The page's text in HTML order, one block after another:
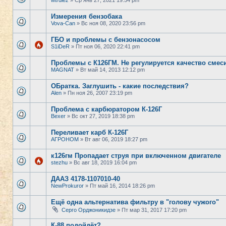
Измерения бензобака
Vova-Can » Вс ноя 08, 2020 23:56 pm
ГБО и проблемы с бензонасосом
S1iDeR » Пт ноя 06, 2020 22:41 pm
Проблемы с К126ГМ. Не регулируется качество
MAGNAT » Вт май 14, 2013 12:12 pm
ОБратка. Заглушить - какие последствия?
Alen » Пн ноя 26, 2007 23:19 pm
Проблема с карбюратором К-126Г
Bexer » Вс окт 27, 2019 18:38 pm
Переливает карб К-126Г
АГРОНОМ » Вт авг 06, 2019 18:27 pm
к126гм Пропадает струя при включенном двигателе
stezhu » Вс авг 18, 2019 16:04 pm
ДААЗ 4178-1107010-40
NewProkuror » Пт май 16, 2014 18:26 pm
Ещё одна альтернатива фильтру в "голову чужого"
Серго Орджоникидзе » Пт мар 31, 2017 17:20 pm